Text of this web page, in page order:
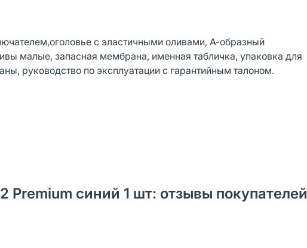
с эластичными оливами, А-образный
малые, запасная мембрана, именная табличка, упаковка для
руководство по эксплуатации с гарантийным талоном.
синий 1 шт: отзывы покупателей